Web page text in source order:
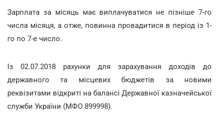
Зарплата за місяць має виплачуватися не пізніше 7-го
числа місяця, а отже, повинна провадитися в період із 1-
го по 7-е число.
Із 02.07.2018 рахунки для зарахування доходів до
державного та місцевих бюджетів за новими
реквізитами відкриті на балансі Державної казначейської
служби України (МФО 899998).